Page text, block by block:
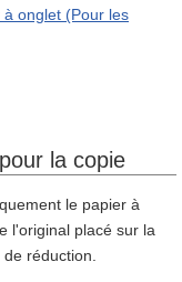
onglet (Pour les
la copie
le papier à
l'original placé sur la
réduction.